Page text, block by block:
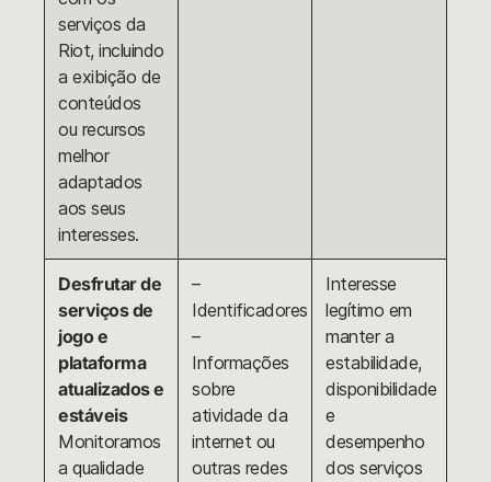
serviços da
Riot, incluindo
a exibição de
conteúdos
ou recursos
melhor
adaptados
aos seus
interesses.
Desfrutar de
serviços de
jogo e
plataforma
atualizados e
estáveis
Monitoramos
a qualidade
–
Identificadores
–
Informações
sobre
atividade da
internet ou
outras redes
Interesse
legítimo em
manter a
estabilidade,
disponibilidade
e
desempenho
dos serviços